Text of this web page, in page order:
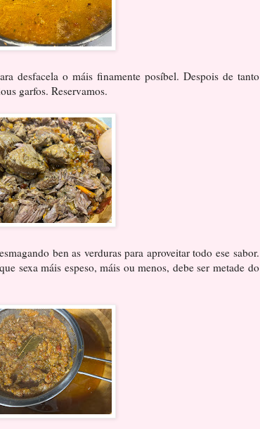
desfacela o máis finamente posíbel. Despois de tanto
garfos. Reservamos.
ben as verduras para aproveitar todo ese sabor.
sexa máis espeso, máis ou menos, debe ser metade do